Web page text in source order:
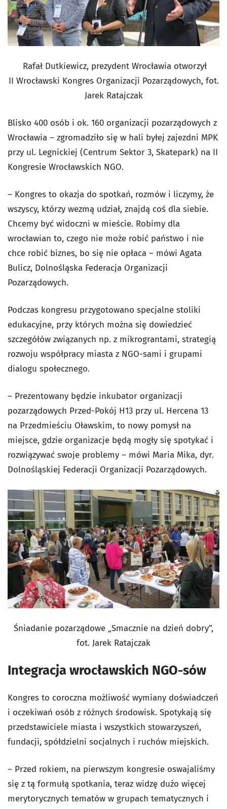
Rafał Dutkiewicz, prezydent Wrocławia otworzył
II Wrocławski Kongres Organizacji Pozarządowych, fot.
Jarek Ratajczak
Blisko 400 osób i ok. 160 organizacji pozarządowych z
Wrocławia – zgromadziło się w hali byłej zajezdni MPK
przy ul. Legnickiej (Centrum Sektor 3, Skatepark) na II
Kongresie Wrocławskich NGO.
– Kongres to okazja do spotkań, rozmów i liczymy, że
wszyscy, którzy wezmą udział, znajdą coś dla siebie.
Chcemy być widoczni w mieście. Robimy dla
wrocławian to, czego nie może robić państwo i nie
chce robić biznes, bo się nie opłaca – mówi Agata
Bulicz, Dolnośląska Federacja Organizacji
Pozarządowych.
Podczas kongresu przygotowano specjalne stoliki
edukacyjne, przy których można się dowiedzieć
szczegółów związanych np. z mikrograntami, strategią
rozwoju współpracy miasta z NGO-sami i grupami
dialogu społecznego.
– Prezentowany będzie inkubator organizacji
pozarządowych Przed-Pokój H13 przy ul. Hercena 13
na Przedmieściu Oławskim, to nowy pomysł na
miejsce, gdzie organizacje będą mogły się spotykać i
rozwiązywać swoje problemy – mówi Maria Mika, dyr.
Dolnośląskiej Federacji Organizacji Pozarządowych.
Śniadanie pozarządowe „Smacznie na dzień dobry”,
fot. Jarek Ratajczak
Integracja wrocławskich NGO-sów
Kongres to coroczna możliwość wymiany doświadczeń
i oczekiwań osób z różnych środowisk. Spotykają się
przedstawiciele miasta i wszystkich stowarzyszeń,
fundacji, spółdzielni socjalnych i ruchów miejskich.
– Przed rokiem, na pierwszym kongresie oswajaliśmy
się z tą formułą spotkania, teraz widzę dużo więcej
merytorycznych tematów w grupach tematycznych i